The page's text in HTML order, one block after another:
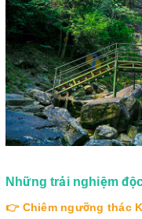
Những trải nghiệm
👉 Chiêm ngưỡng thác